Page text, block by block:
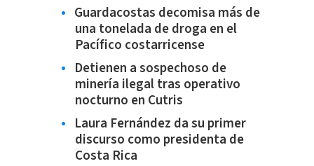
Guardacostas decomisa más de
una tonelada de droga en el
Pacífico costarricense
Detienen a sospechoso de
minería ilegal tras operativo
nocturno en Cutris
Laura Fernández da su primer
discurso como presidenta de
Costa Rica